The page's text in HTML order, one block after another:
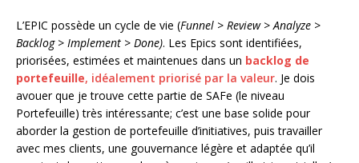
L’EPIC possède un cycle de vie (Funnel > Review > Analyze >
Backlog > Implement > Done). Les Epics sont identifiées,
priorisées, estimées et maintenues dans un backlog de
portefeuille, idéalement priorisé par la valeur. Je dois
avouer que je trouve cette partie de SAFe (le niveau
Portefeuille) très intéressante; c’est une base solide pour
aborder la gestion de portefeuille d’initiatives, puis travailler
avec mes clients, une gouvernance légère et adaptée qu’il